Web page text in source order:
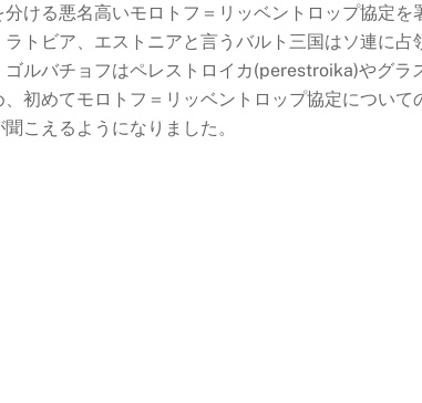
分ける悪名高いモロトフ＝リッベントロップ協定
ラトビア、エストニアと言うバルト三国はソ連に
ゴルバチョフはペレストロイカ(perestroika)やグ
、初めてモロトフ＝リッベントロップ協定につい
こえるようになりました。